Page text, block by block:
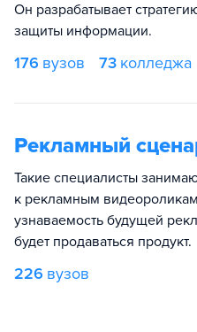
Он разрабатывает
защиты информации.
176 вузов 73 колледжа
Рекламный
Такие специалисты
к рекламным
узнаваемость будущей
будет продаваться продукт.
226 вузов